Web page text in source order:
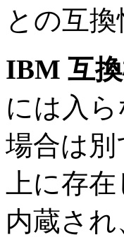
との互
IBM 互
には入
場合は別
上に存
内蔵さ